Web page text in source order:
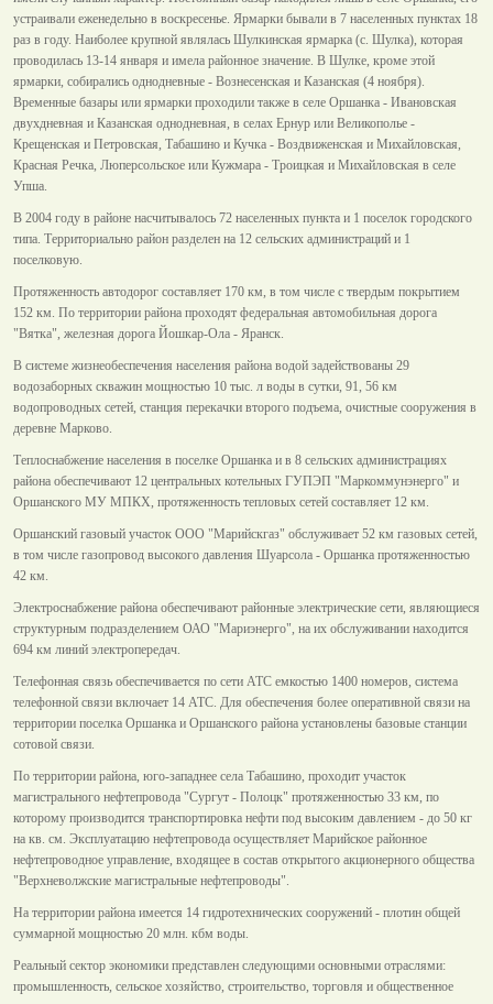
устраивали еженедельно в воскресенье. Ярмарки бывали в 7 населенных пунктах 18
раз в году. Наиболее крупной являлась Шулкинская ярмарка (с. Шулка), которая
проводилась 13-14 января и имела районное значение. В Шулке, кроме этой
ярмарки, собирались однодневные - Вознесенская и Казанская (4 ноября).
Временные базары или ярмарки проходили также в селе Оршанка - Ивановская
двухдневная и Казанская однодневная, в селах Ернур или Великополье -
Крещенская и Петровская, Табашино и Кучка - Воздвиженская и Михайловская,
Красная Речка, Люперсольское или Кужмара - Троицкая и Михайловская в селе
Упша.
В 2004 году в районе насчитывалось 72 населенных пункта и 1 поселок городского
типа. Территориально район разделен на 12 сельских администраций и 1
поселковую.
Протяженность автодорог составляет 170 км, в том числе с твердым покрытием
152 км. По территории района проходят федеральная автомобильная дорога
"Вятка", железная дорога Йошкар-Ола - Яранск.
В системе жизнеобеспечения населения района водой задействованы 29
водозаборных скважин мощностью 10 тыс. л воды в сутки, 91, 56 км
водопроводных сетей, станция перекачки второго подъема, очистные сооружения в
деревне Марково.
Теплоснабжение населения в поселке Оршанка и в 8 сельских администрациях
района обеспечивают 12 центральных котельных ГУПЭП "Маркоммунэнерго" и
Оршанского МУ МПКХ, протяженность тепловых сетей составляет 12 км.
Оршанский газовый участок ООО "Марийскгаз" обслуживает 52 км газовых сетей,
в том числе газопровод высокого давления Шуарсола - Оршанка протяженностью
42 км.
Электроснабжение района обеспечивают районные электрические сети, являющиеся
структурным подразделением ОАО "Мариэнерго", на их обслуживании находится
694 км линий электропередач.
Телефонная связь обеспечивается по сети АТС емкостью 1400 номеров, система
телефонной связи включает 14 АТС. Для обеспечения более оперативной связи на
территории поселка Оршанка и Оршанского района установлены базовые станции
сотовой связи.
По территории района, юго-западнее села Табашино, проходит участок
магистрального нефтепровода "Сургут - Полоцк" протяженностью 33 км, по
которому производится транспортировка нефти под высоким давлением - до 50 кг
на кв. см. Эксплуатацию нефтепровода осуществляет Марийское районное
нефтепроводное управление, входящее в состав открытого акционерного общества
"Верхневолжские магистральные нефтепроводы".
На территории района имеется 14 гидротехнических сооружений - плотин общей
суммарной мощностью 20 млн. кбм воды.
Реальный сектор экономики представлен следующими основными отраслями:
промышленность, сельское хозяйство, строительство, торговля и общественное